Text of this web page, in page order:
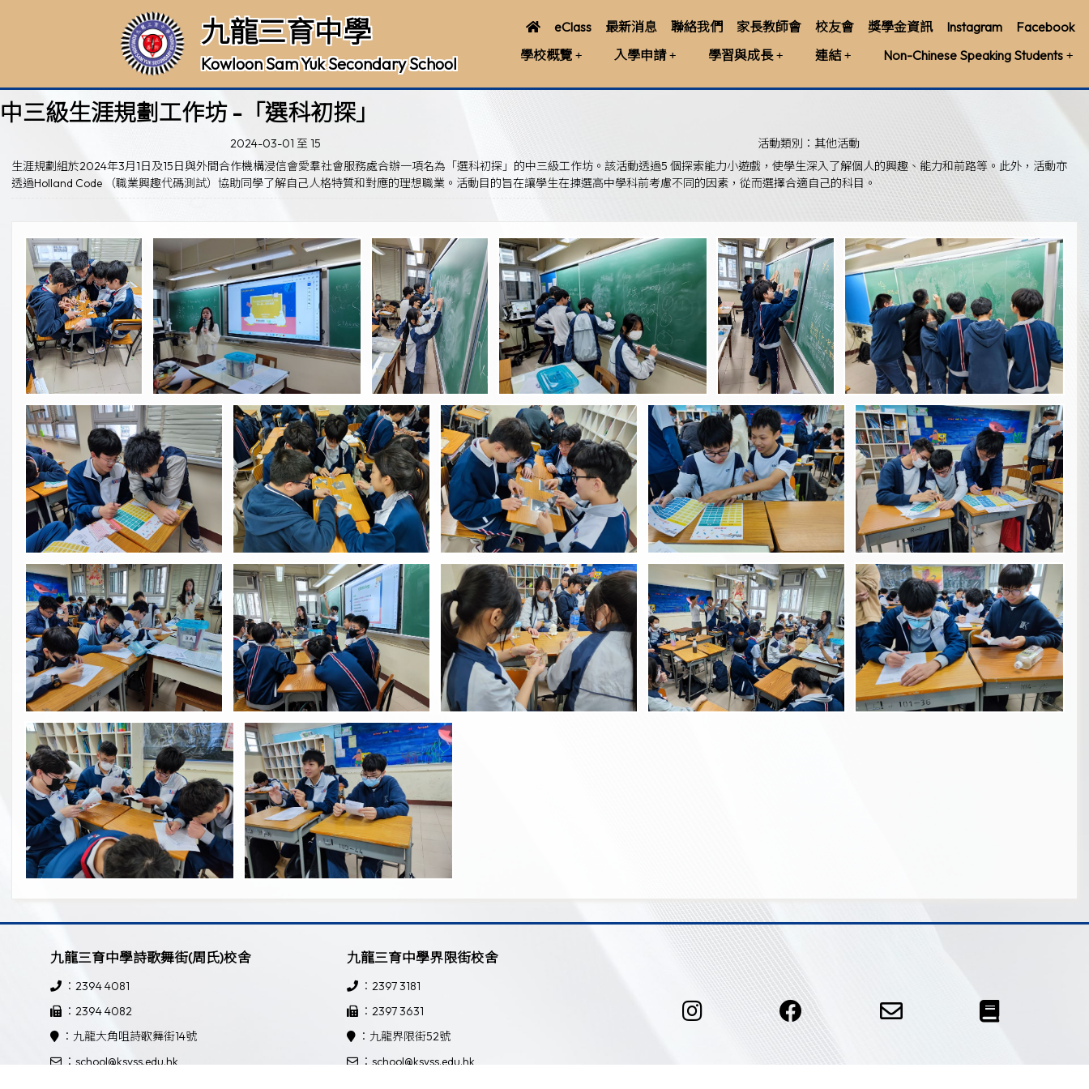
九龍三育中學
Kowloon Sam Yuk Secondary School
eClass 最新消息 聯絡我們 家長教師會 校友會 獎學金資訊 Instagram
Facebook
學校概覽
入學申請 學習與成長 連結 Non-Chinese Speaking Students
中三級生涯規劃工作坊 -「選科初探」
2024-03-01 至 15
活動類別：其他活動
生涯規劃組於2024年3月1日及15日與外間合作機構浸信會愛羣社會服務處合辦一項名為「選科初探」的中三級工作坊。該活動透過5 個探索能力小遊戲，使學生深入了解個人的興趣、能力和前路等。此外，活動亦
透過Holland Code （職業興趣代碼測試）協助同學了解自己人格特質和對應的理想職業。活動目的旨在讓學生在揀選高中學科前考慮不同的因素，從而選擇合適自己的科目。
九龍三育中學詩歌舞街(周氏)校舍
：2394 4081
：2394 4082
：九龍大角咀詩歌舞街14號
：school@ksyss.edu.hk
九龍三育中學界限街校舍
：2397 3181
：2397 3631
：九龍界限街52號
：school@ksyss.edu.hk